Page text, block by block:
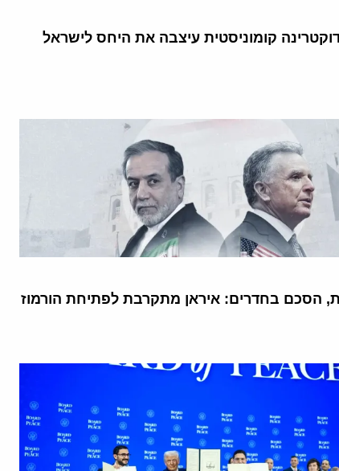
קומוניסטית עיצבה את היחס לישראל
הסכם בחדרים: איראן מתקרבת לפתיחת הורמוז